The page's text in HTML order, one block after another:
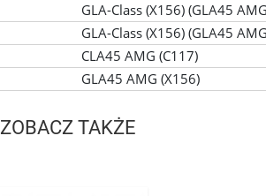
GLA-Class (X156) (GLA45
GLA-Class (X156) (GLA45
CLA45 AMG (C117)
GLA45 AMG (X156)
ZOBACZ TAKŻE